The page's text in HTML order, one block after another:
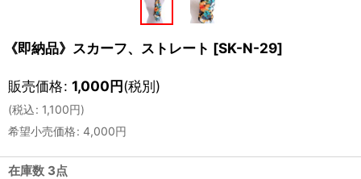
《即納品》スカーフ、ストレート [SK-N-29]
販売価格: 1,000円(税別)
(税込: 1,100円)
希望小売価格: 4,000円
在庫数 3点